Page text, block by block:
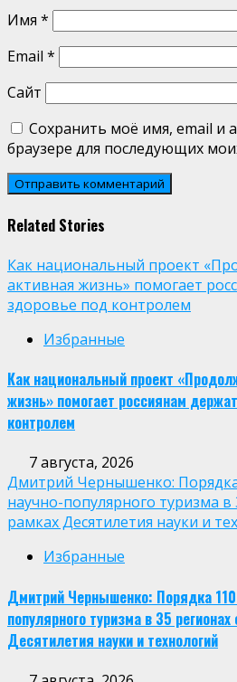
Имя *
Email *
Сайт
Сохранить моё имя, email и
браузере для последующих
Related Stories
Как национальный проект
активная жизнь» помогает
здоровье под контролем
Избранные
Как национальный проект
жизнь» помогает россиянам
контролем
7 августа, 2026
Дмитрий Чернышенко:
научно-популярного туризма в
рамках Десятилетия науки и
Избранные
Дмитрий Чернышенко: Порядка
популярного туризма в 35
Десятилетия науки и технологий